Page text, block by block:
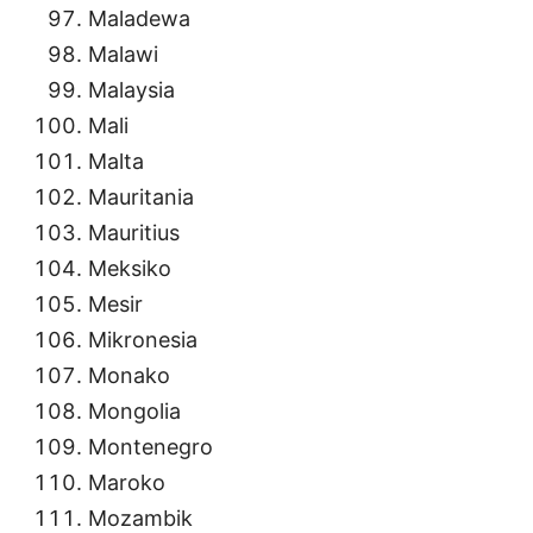
Maladewa
Malawi
Malaysia
Mali
Malta
Mauritania
Mauritius
Meksiko
Mesir
Mikronesia
Monako
Mongolia
Montenegro
Maroko
Mozambik